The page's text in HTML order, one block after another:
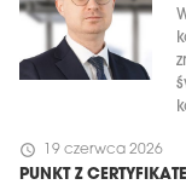
schedule 19 czerwca 2026
PUNKT Z